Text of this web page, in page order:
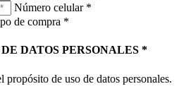
Número celular *
de compra *
DATOS PERSONALES *
propósito de uso de datos personales.